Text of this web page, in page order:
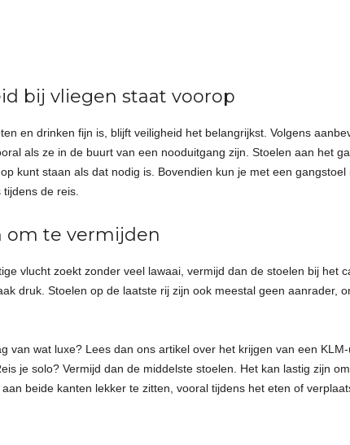
bij vliegen staat voorop
en drinken fijn is, blijft veiligheid het belangrijkst. Volgens
als ze in de buurt van een nooduitgang zijn. Stoelen aan het
kunt staan als dat nodig is. Bovendien kun je met een
de reis.
om te vermijden
vlucht zoekt zonder veel lawaai, vermijd dan de stoelen bij het
druk. Stoelen op de laatste rij zijn ook meestal geen aanrader,
van wat luxe? Lees dan ons artikel over het krijgen van een
je solo? Vermijd dan de middelste stoelen. Het kan lastig zijn
beide kanten lekker te zitten, vooral tijdens het eten of